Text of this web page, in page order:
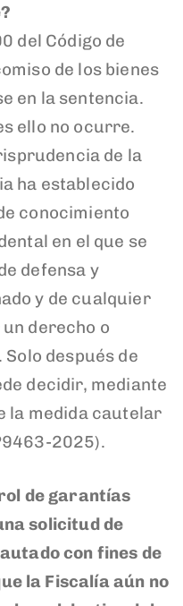
del Código de
de los bienes
en la sentencia.
ello no ocurre.
de la
ha establecido
conocimiento
en el que se
defensa y
y de cualquier
derecho o
después de
decidir, mediante
la medida cautelar
2025).
de garantías
solicitud de
con fines de
la Fiscalía aún no